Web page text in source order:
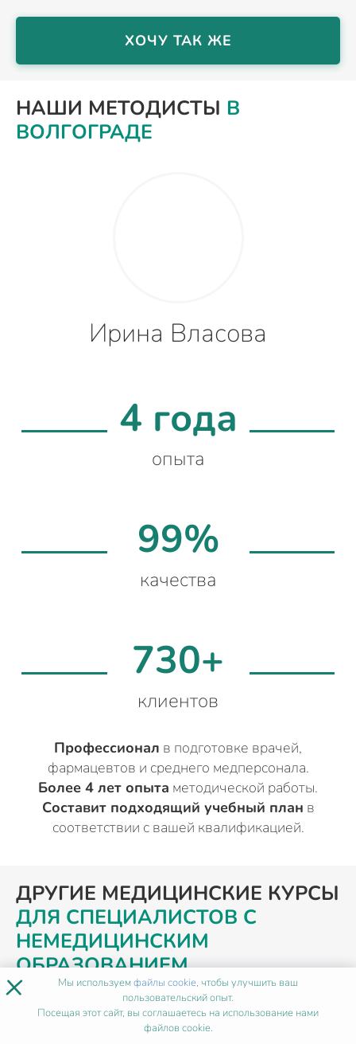
ХОЧУ ТАК ЖЕ
НАШИ МЕТОДИСТЫ В
ВОЛГОГРАДЕ
Ирина Власова
4 года
опыта
99%
качества
730+
клиентов
Профессионал в подготовке врачей,
фармацевтов и среднего медперсонала.
Более 4 лет опыта методической работы.
Составит подходящий учебный план в
соответствии с вашей квалификацией.
ДРУГИЕ МЕДИЦИНСКИЕ КУРСЫ
ДЛЯ СПЕЦИАЛИСТОВ С
НЕМЕДИЦИНСКИМ
ОБРАЗОВАНИЕМ,
РАБОТАЮЩИХ НА МЕД.
ДОЛЖНОСТЯХВ ВОЛГОГРАДЕ
× Мы используемфайлы cookie, чтобы улучшить ваш
пользовательский опыт.
Посещая этот сайт, вы соглашаетесь на использование нами
файлов cookie.